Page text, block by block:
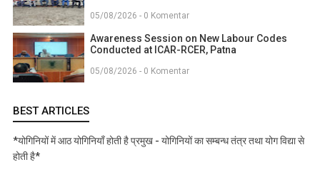
05/08/2026 - 0 Komentar
Awareness Session on New Labour Codes
Conducted at ICAR-RCER, Patna
05/08/2026 - 0 Komentar
BEST ARTICLES
*योगिनियों में आठ योगिनियाँ होती है प्रमुख - योगिनियों का सम्बन्ध तंत्र तथा योग विद्या से
होती है*